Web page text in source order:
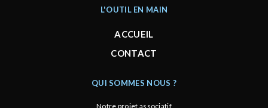
L'OUTIL EN MAIN
ACCUEIL
CONTACT
QUI SOMMES NOUS ?
Notre projet associatif